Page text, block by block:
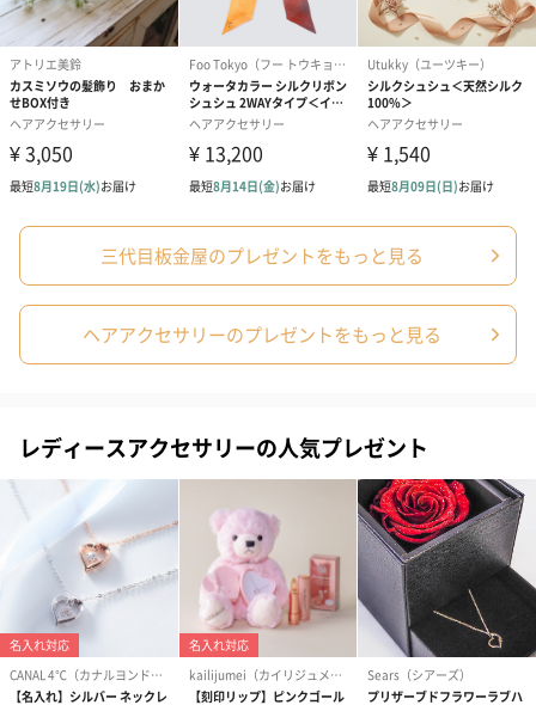
三代目板金屋のプレゼントをもっと見る
ヘアアクセサリーのプレゼントをもっと見る
レディースアクセサリーの人気プレゼント